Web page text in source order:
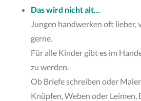
Das wird nicht alt…
Jungen handwerken oft lieber,
gerne.
Für alle Kinder gibt es im
zu werden.
Ob Briefe schreiben oder
Knüpfen, Weben oder Leimen,